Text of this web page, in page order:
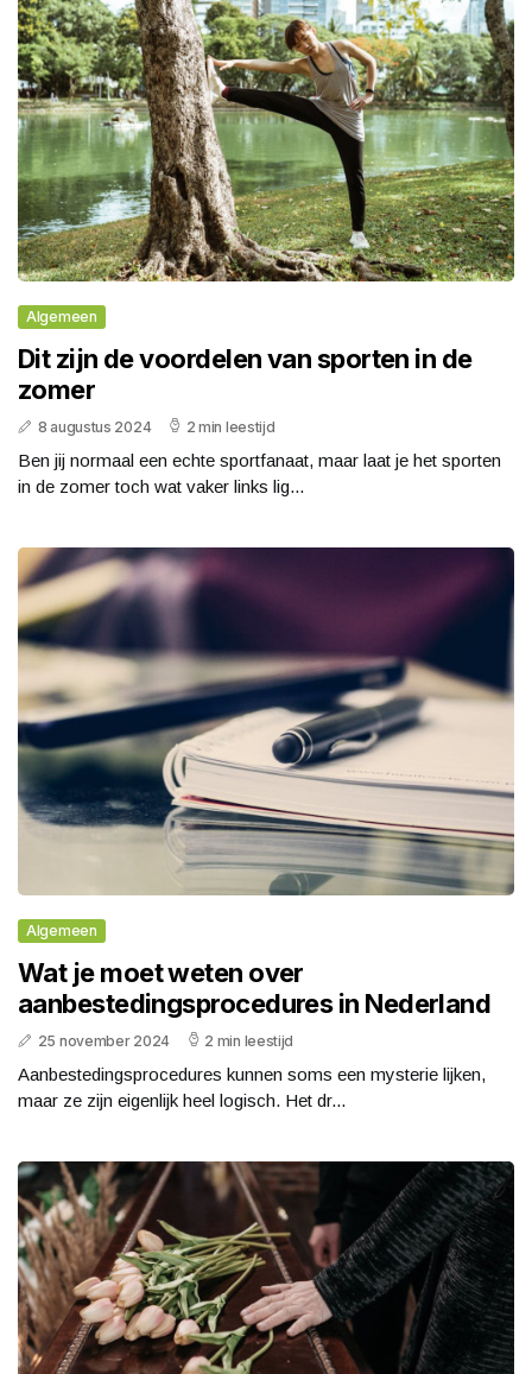
Algemeen
Dit zijn de voordelen van sporten in de
zomer
8 augustus 2024 2 min leestijd
Ben jij normaal een echte sportfanaat, maar laat je het sporten
in de zomer toch wat vaker links lig...
Algemeen
Wat je moet weten over
aanbestedingsprocedures in Nederland
25 november 2024 2 min leestijd
Aanbestedingsprocedures kunnen soms een mysterie lijken,
maar ze zijn eigenlijk heel logisch. Het dr...